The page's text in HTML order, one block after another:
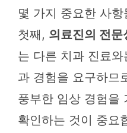
몇 가지 중요한 사
첫째, 의료진의 전문
는 다른 치과 진료
과 경험을 요구하므
풍부한 임상 경험을
확인하는 것이 중요